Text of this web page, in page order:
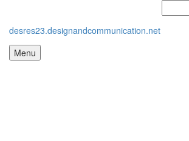
desres23.designandcommunication.net
Menu